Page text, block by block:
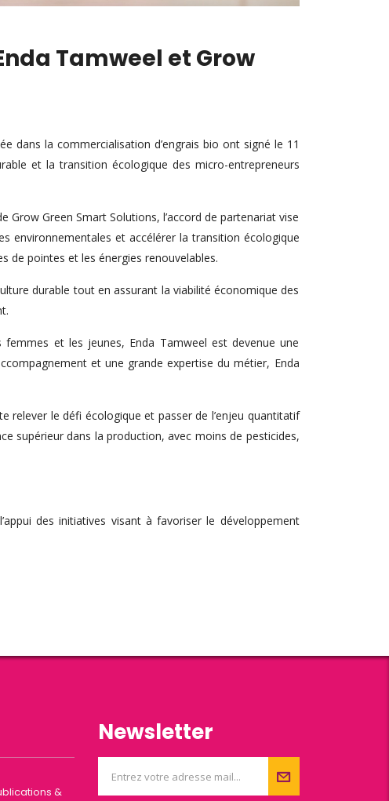
Tamweel et Grow
dans la commercialisation d’engrais bio ont signé le 11
et la transition écologique des micro-entrepreneurs
Grow Green Smart Solutions, l’accord de partenariat vise
environnementales et accélérer la transition écologique
de pointes et les énergies renouvelables.
durable tout en assurant la viabilité économique des
femmes et les jeunes, Enda Tamweel est devenue une
et une grande expertise du métier, Enda
relever le défi écologique et passer de l’enjeu quantitatif
supérieur dans la production, avec moins de pesticides,
des initiatives visant à favoriser le développement
&
Newsletter